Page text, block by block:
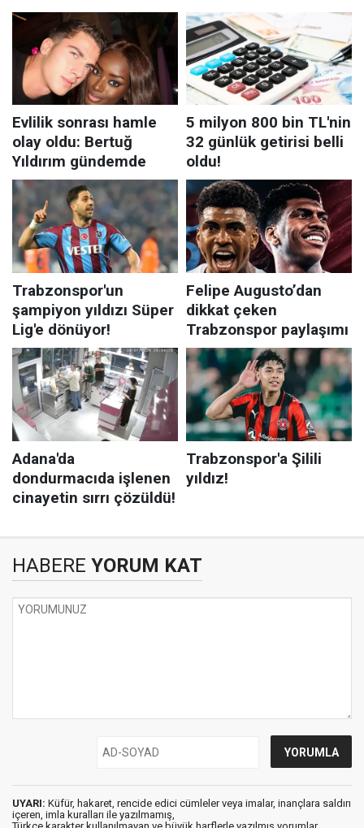
HABERE YORUM KAT
UYARI: Küfür, hakaret, rencide edici cümleler veya imalar, inançlara saldırı
içeren, imla kuralları ile yazılmamış,